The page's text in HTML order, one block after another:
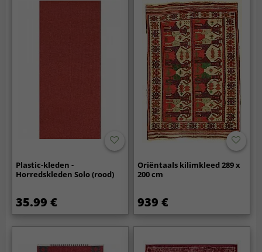
Plastic-kleden -
Horredskleden Solo (rood)
35.99 €
Oriëntaals kilimkleed 289 x
200 cm
939 €